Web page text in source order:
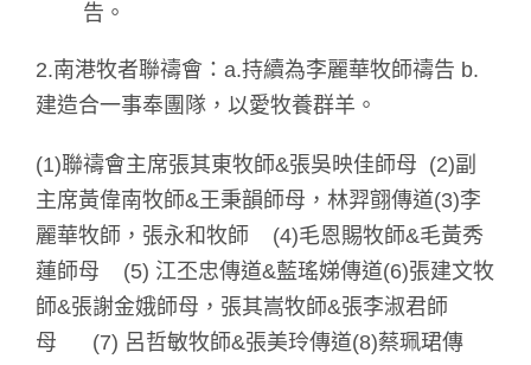
告。
2.南港牧者聯禱會：a.持續為李麗華牧師禱告 b.
建造合一事奉團隊，以愛牧養群羊。
(1)聯禱會主席張其東牧師&張吳映佳師母 (2)副
主席黃偉南牧師&王秉韻師母，林羿翧傳道(3)李
麗華牧師，張永和牧師 (4)毛恩賜牧師&毛黃秀
蓮師母 (5) 江丕忠傳道&藍瑤娣傳道(6)張建文牧
師&張謝金娥師母，張其嵩牧師&張李淑君師
母 (7) 呂哲敏牧師&張美玲傳道(8)蔡珮珺傳